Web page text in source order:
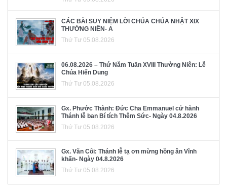
CÁC BÀI SUY NIỆM LỜI CHÚA CHÚA NHẬT XIX
THƯỜNG NIÊN- A
Thứ Tư 05.08.2026
06.08.2026 – Thứ Năm Tuần XVIII Thường Niên: Lễ
Chúa Hiển Dung
Thứ Tư 05.08.2026
Gx. Phước Thành: Đức Cha Emmanuel cử hành
Thánh lễ ban Bí tích Thêm Sức- Ngày 04.8.2026
Thứ Tư 05.08.2026
Gx. Văn Côi: Thánh lễ tạ ơn mừng hồng ân Vĩnh
khấn- Ngày 04.8.2026
Thứ Tư 05.08.2026